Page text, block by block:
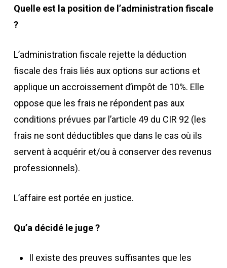
Quelle est la position de l’administration fiscale
?
L’administration fiscale rejette la déduction
fiscale des frais liés aux options sur actions et
applique un accroissement d’impôt de 10%. Elle
oppose que les frais ne répondent pas aux
conditions prévues par l’article 49 du CIR 92 (les
frais ne sont déductibles que dans le cas où ils
servent à acquérir et/ou à conserver des revenus
professionnels).
L’affaire est portée en justice.
Qu’a décidé le juge ?
Il existe des preuves suffisantes que les